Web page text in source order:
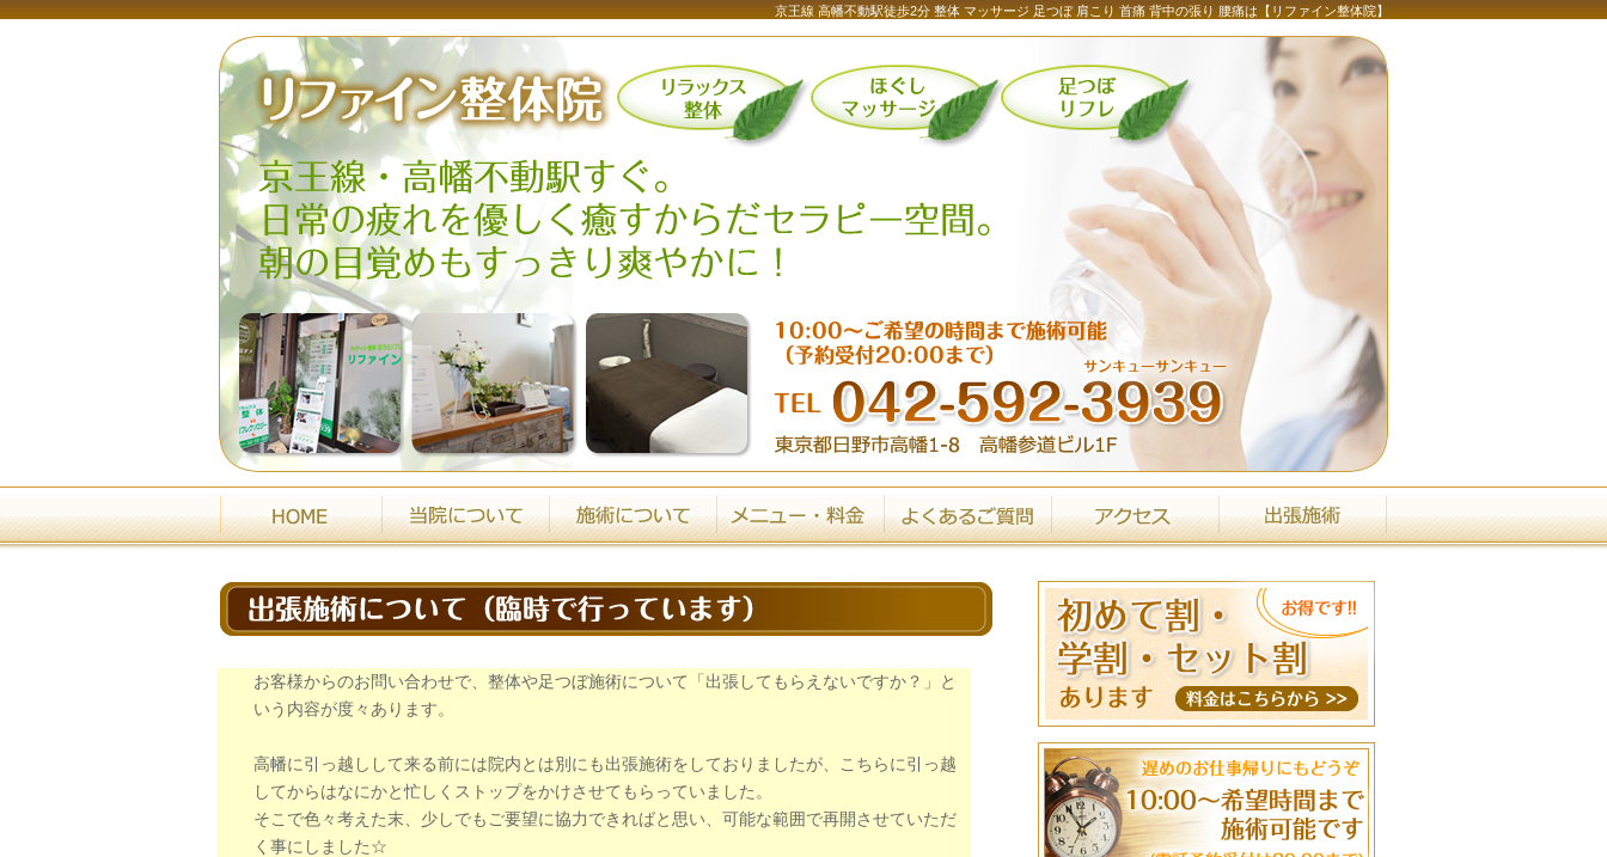
京王線 高幡不動駅徒歩2分 整体 マッサージ 足つぼ 肩こり 首痛 背中の張り 腰痛は【リファイン整体院】
お客様からのお問い合わせで、整体や足つぼ施術について「出張してもらえないですか？」と
いう内容が度々あります。
高幡に引っ越しして来る前には院内とは別にも出張施術をしておりましたが、こちらに引っ越
してからはなにかと忙しくストップをかけさせてもらっていました。
そこで色々考えた末、少しでもご要望に協力できればと思い、可能な範囲で再開させていただ
く事にしました☆